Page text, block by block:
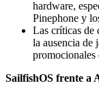
hardware,
Pinephone y
Las críticas de
la ausencia de
promocionales
SailfishOS frente a